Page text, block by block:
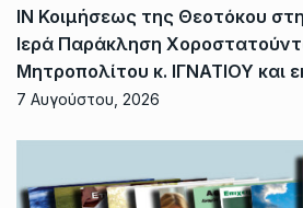
ΙΝ Κοιμήσεως της Θεοτόκου
Ιερά Παράκληση
Μητροπολίτου κ. ΙΓΝΑΤΙΟΥ και
7 Αυγούστου, 2026